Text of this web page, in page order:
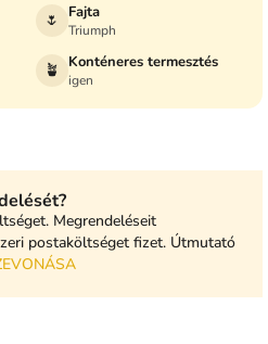
🌷 Fajta
Triumph
🪴 Konténeres termesztés
igen
Megrendeléseit
postaköltséget fizet. Útmutató